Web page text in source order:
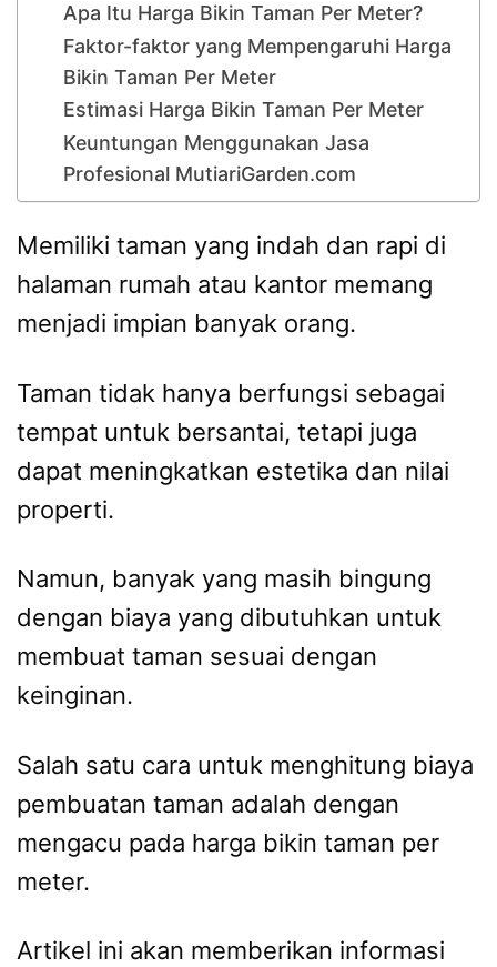
Apa Itu Harga Bikin Taman Per Meter?
Faktor-faktor yang Mempengaruhi Harga
Bikin Taman Per Meter
Estimasi Harga Bikin Taman Per Meter
Keuntungan Menggunakan Jasa
Profesional MutiariGarden.com
Memiliki taman yang indah dan rapi di
halaman rumah atau kantor memang
menjadi impian banyak orang.
Taman tidak hanya berfungsi sebagai
tempat untuk bersantai, tetapi juga
dapat meningkatkan estetika dan nilai
properti.
Namun, banyak yang masih bingung
dengan biaya yang dibutuhkan untuk
membuat taman sesuai dengan
keinginan.
Salah satu cara untuk menghitung biaya
pembuatan taman adalah dengan
mengacu pada harga bikin taman per
meter.
Artikel ini akan memberikan informasi